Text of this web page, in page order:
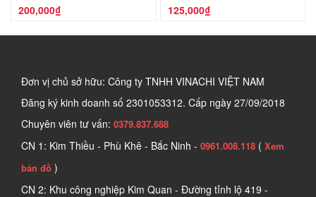
200,000₫
125,000₫
Đơn vị chủ sở hữu: Công ty TNHH VINACHI VIỆT NAM
Đăng ký kinh doanh số 2301053312. Cấp ngày 27/09/2018
Chuyên viên tư vấn: 0379.837.688
CN 1: Kim Thiều - Phù Khê - Bắc Ninh - 0961.008.118 ( Xem
bản đồ )
CN 2: Khu công nghiệp Kim Quan - Đường tỉnh lộ 419 -